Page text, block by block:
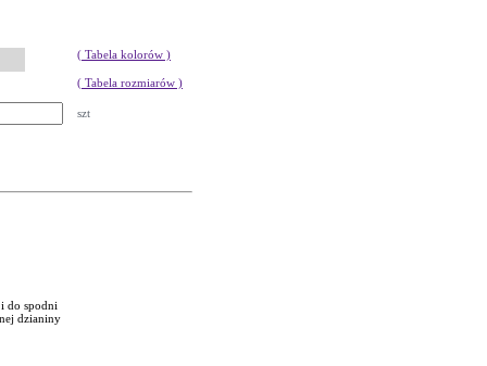
( Tabela kolorów )
( Tabela rozmiarów )
szt
do spodni
dzianiny